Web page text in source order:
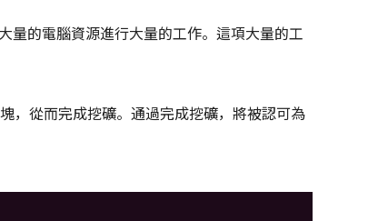
量的電腦資源進行大量的工作。這項大量的工
，從而完成挖礦。通過完成挖礦，將被認可為